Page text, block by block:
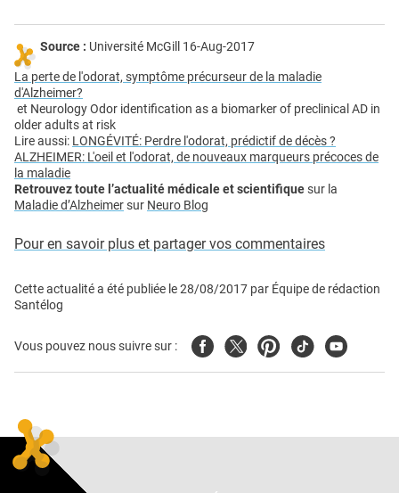
Source : Université McGill 16-Aug-2017
La perte de l'odorat, symptôme précurseur de la maladie
d'Alzheimer?
et Neurology Odor identification as a biomarker of preclinical AD in
older adults at risk
Lire aussi: LONGÉVITÉ: Perdre l'odorat, prédictif de décès ?
ALZHEIMER: L'oeil et l'odorat, de nouveaux marqueurs précoces de
la maladie
Retrouvez toute l’actualité médicale et scientifiquesur la
Maladie d’Alzheimersur Neuro Blog
Pour en savoir plus et partager vos commentaires
Cette actualité a été publiée le28/08/2017 par Équipe de rédaction
Santélog
Vous pouvez nous suivre sur : FacebookTwitterPinterest
TiktokYoutube